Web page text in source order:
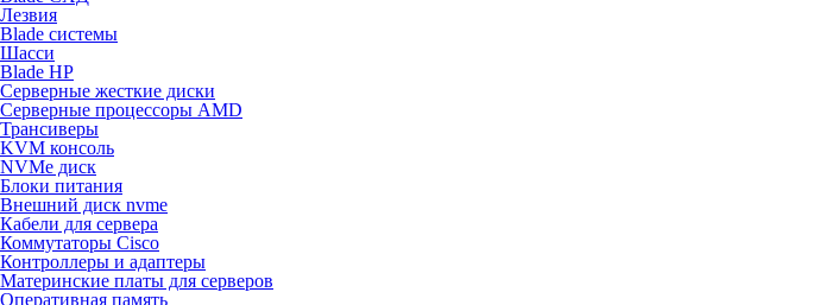
Лезвия
Blade системы
Шасси
Blade HP
Серверные жесткие диски
Серверные процессоры AMD
Трансиверы
KVM консоль
NVMe диск
Блоки питания
Внешний диск nvme
Кабели для сервера
Коммутаторы Cisco
Контроллеры и адаптеры
Материнские платы для серверов
Оперативная память